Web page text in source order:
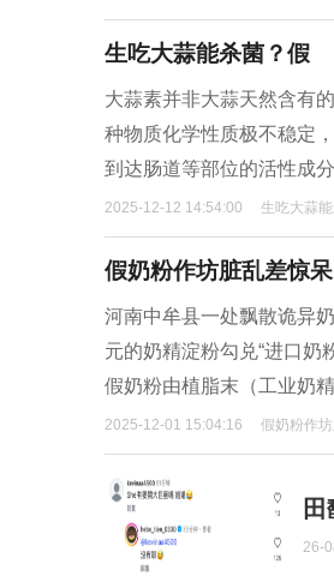
生吃大蒜能杀菌？假
大蒜素并非大蒜天然含有
种物质化学性质极不稳定
到达肠道等部位的活性成
2025-12-12 14:54:00 生吃大蒜能
假奶粉作坊脏乱差惊
河南中牟县一处飘散诡异
元的奶精淀粉勾兑“进口奶
假奶粉由植脂末（工业奶
2025-12-01 15:04:16 假奶粉作
26-